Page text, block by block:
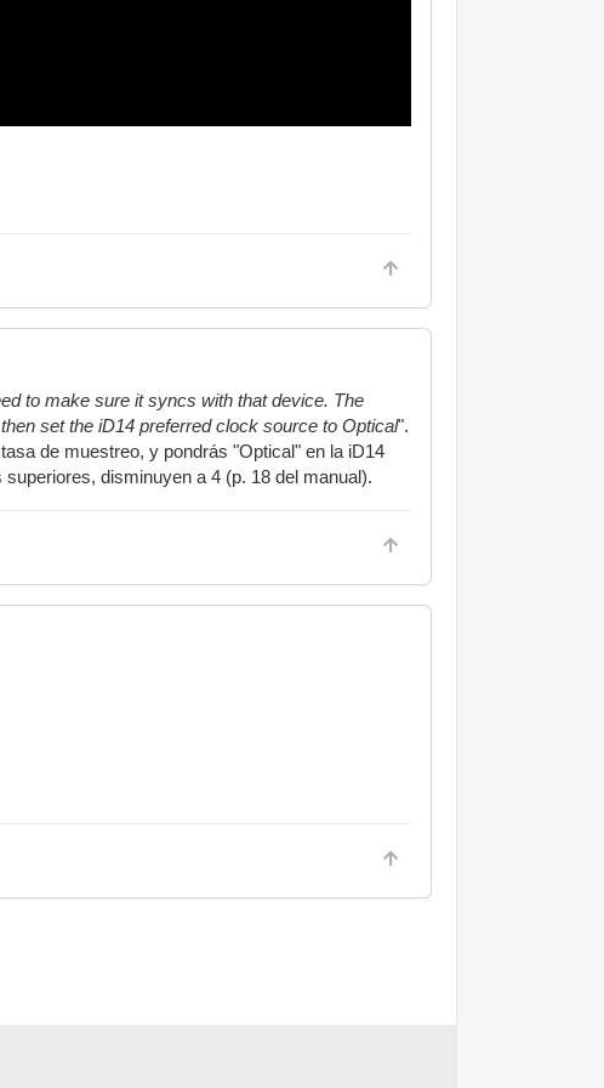
to make sure it syncs with that device. The
set the iD14 preferred clock source to Optical".
de muestreo, y pondrás "Optical" en la iD14
disminuyen a 4 (p. 18 del manual).